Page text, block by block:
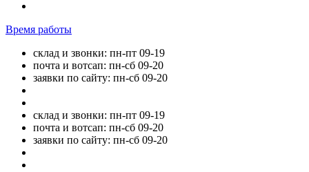
Время работы
склад и звонки: пн-пт 09-19
почта и вотсап: пн-сб 09-20
заявки по сайту: пн-сб 09-20
склад и звонки: пн-пт 09-19
почта и вотсап: пн-сб 09-20
заявки по сайту: пн-сб 09-20